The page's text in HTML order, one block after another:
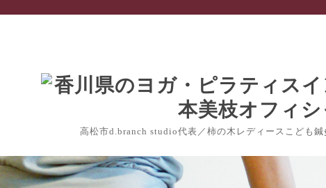
高松市d.branch studio代表／柿の木レディースこども